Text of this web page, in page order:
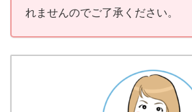
れませんのでご了承ください。